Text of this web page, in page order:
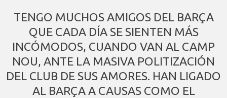
TENGO MUCHOS AMIGOS DEL BARÇA
QUE CADA DÍA SE SIENTEN MÁS
INCÓMODOS, CUANDO VAN AL CAMP
NOU, ANTE LA MASIVA POLITIZACIÓN
DEL CLUB DE SUS AMORES. HAN LIGADO
AL BARÇA A CAUSAS COMO EL